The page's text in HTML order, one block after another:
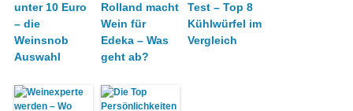
unter 10 Euro
– die
Weinsnob
Auswahl
Rolland macht
Wein für
Edeka – Was
geht ab?
Test – Top 8
Kühlwürfel im
Vergleich